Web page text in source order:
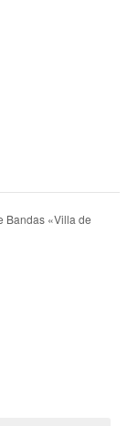
Bandas «Villa de